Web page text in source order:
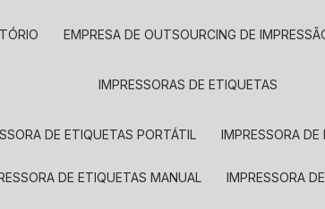
EMPRESA DE OUTSOURCING DE
IMPRESSORAS DE ETIQUETAS
DE ETIQUETAS PORTÁTIL IMPRESSORA
DE ETIQUETAS MANUAL IMPRESSORA